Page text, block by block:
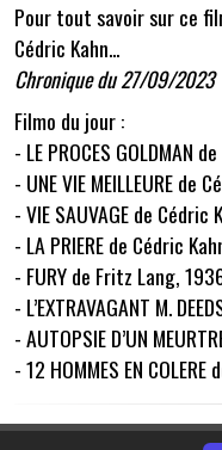
Pour tout savoir sur ce
Cédric Kahn...
Chronique du 27/09/2023
Filmo du jour :
- LE PROCES GOLDMAN
- UNE VIE MEILLEURE de
- VIE SAUVAGE de Cédric
- LA PRIERE de Cédric
- FURY de Fritz Lang,
- L’EXTRAVAGANT M.
- AUTOPSIE D’UN
- 12 HOMMES EN